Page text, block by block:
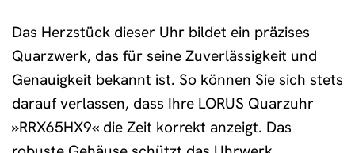
Das Herzstück dieser Uhr bildet ein präzises
Quarzwerk, das für seine Zuverlässigkeit und
Genauigkeit bekannt ist. So können Sie sich stets
darauf verlassen, dass Ihre LORUS Quarzuhr
»RRX65HX9« die Zeit korrekt anzeigt. Das